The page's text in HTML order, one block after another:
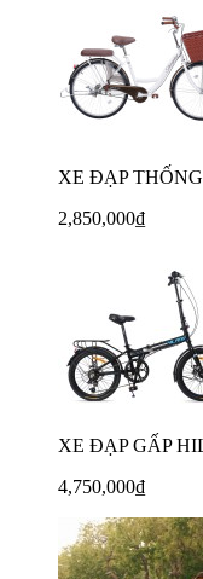
XE ĐẠP
2,850,000₫
XE ĐẠP GẤP
4,750,000₫